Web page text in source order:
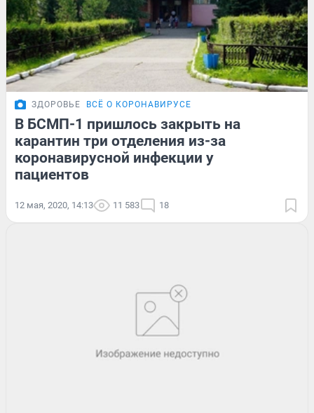
ЗДОРОВЬЕ ВСЁ О КОРОНАВИРУСЕ
В БСМП-1 пришлось закрыть на
карантин три отделения из-за
коронавирусной инфекции у
пациентов
12 мая, 2020, 14:13 11 583 18